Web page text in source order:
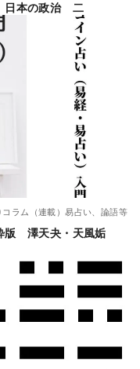
日本の政治 二
コラム（連載）易占い、論語等
版 澤天夬・天風姤